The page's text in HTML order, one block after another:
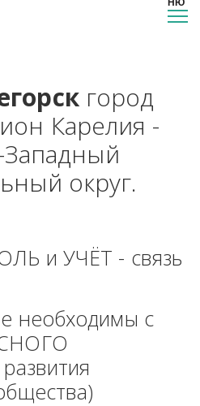
город
Карелия -
округ.
и УЧЁТ - связь
необходимы с